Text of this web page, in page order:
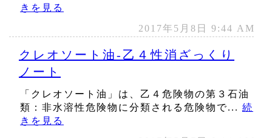
きを見る
2017年5月8日 9:44 AM
クレオソート油‐乙４性消ざっくり
ノート
「クレオソート油」は、乙４危険物の第３石油
類：非水溶性危険物に分類される危険物で... 続
きを見る